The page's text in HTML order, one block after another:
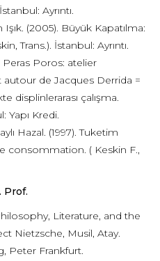
Ayrıntı.
(2005). Büyük Kapatılma:
Trans.). İstanbul: Ayrıntı.
Peras Poros: atelier
de Jacques Derrida =
displinlerarası çalışma.
Yapı Kredi.
Hazal. (1997). Tuketim
consommation. ( Keskin F.,
Prof.
Literature, and the
Nietzsche, Musil, Atay.
Peter Frankfurt.